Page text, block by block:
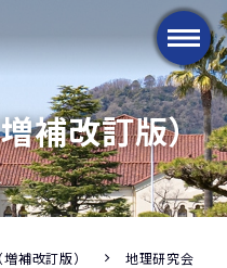
ニュー
補改訂版）
補改訂版） 地理研究会